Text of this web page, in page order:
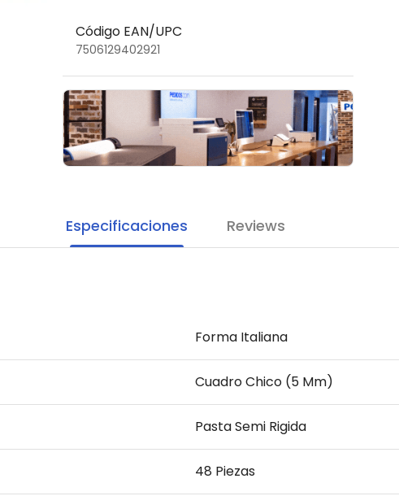
Código EAN/UPC
7506129402921
Especificaciones Reviews
Forma Italiana
Cuadro Chico (5 Mm)
Pasta Semi Rigida
48 Piezas